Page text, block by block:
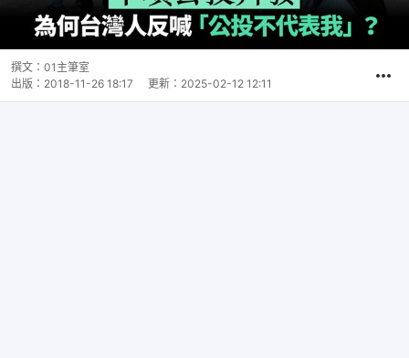
撰文： 01主筆室
出版： 2018-11-26 18:17 更新： 2025-02-12 12:11